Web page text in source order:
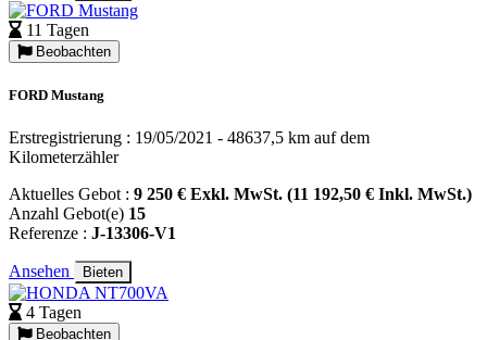
11 Tagen
Beobachten
FORD Mustang
Erstregistrierung : 19/05/2021 - 48637,5 km auf dem
Kilometerzähler
Aktuelles Gebot : 9 250 € Exkl. MwSt. (11 192,50 € Inkl. MwSt.)
Anzahl Gebot(e) 15
Referenze : J-13306-V1
Ansehen Bieten
4 Tagen
Beobachten